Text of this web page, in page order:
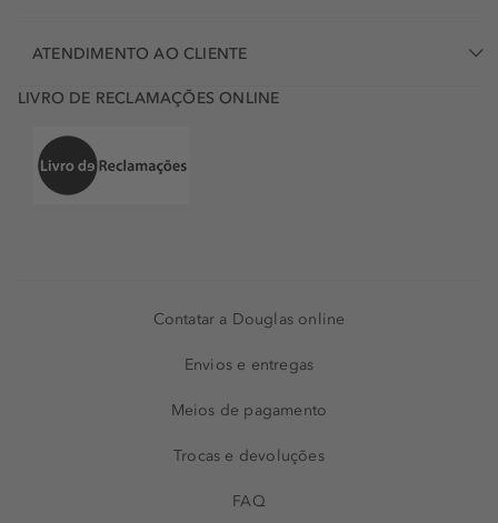
ATENDIMENTO AO CLIENTE
LIVRO DE RECLAMAÇÕES ONLINE
Contatar a Douglas online
Envios e entregas
Meios de pagamento
Trocas e devoluções
FAQ